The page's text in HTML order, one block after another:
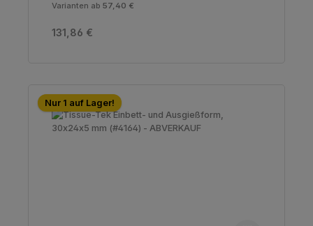
Varianten ab 57,40 €
Regulärer Preis:
131,86 €
Nur 1 auf Lager!